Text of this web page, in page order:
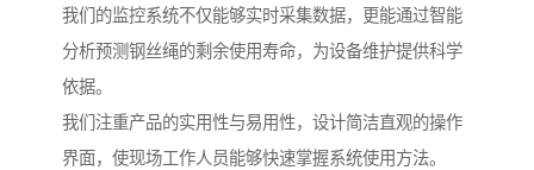
我们的监控系统不仅能够实时采集数据，更能通过智能
分析预测钢丝绳的剩余使用寿命，为设备维护提供科学
依据。
我们注重产品的实用性与易用性，设计简洁直观的操作
界面，使现场工作人员能够快速掌握系统使用方法。